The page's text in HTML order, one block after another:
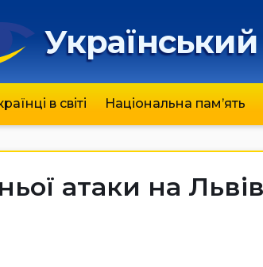
в світі Національна пам’ять
атаки на Львів